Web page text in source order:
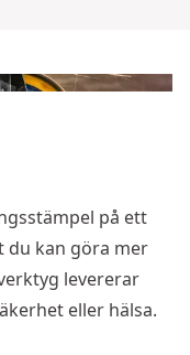
på ett
du kan göra mer
levererar
eller hälsa.